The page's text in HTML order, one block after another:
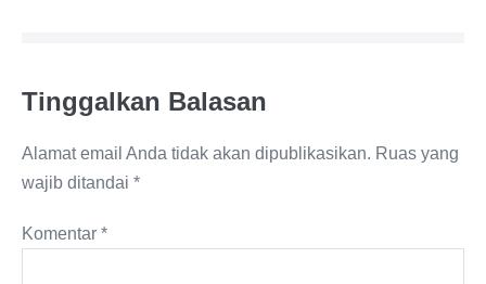
Tinggalkan Balasan
Alamat email Anda tidak akan dipublikasikan. Ruas yang
wajib ditandai *
Komentar *